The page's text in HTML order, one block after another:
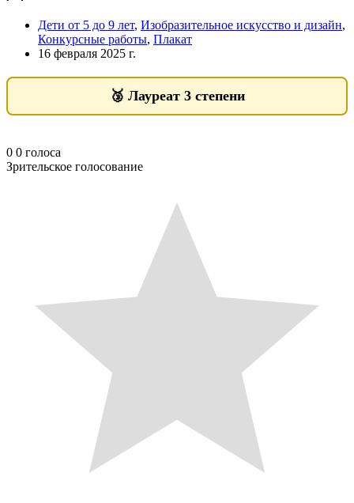
Дети от 5 до 9 лет, Изобразительное искусство и дизайн,
Конкурсные работы, Плакат
16 февраля 2025 г.
🥉 Лауреат 3 степени
0 0 голоса
Зрительское голосование